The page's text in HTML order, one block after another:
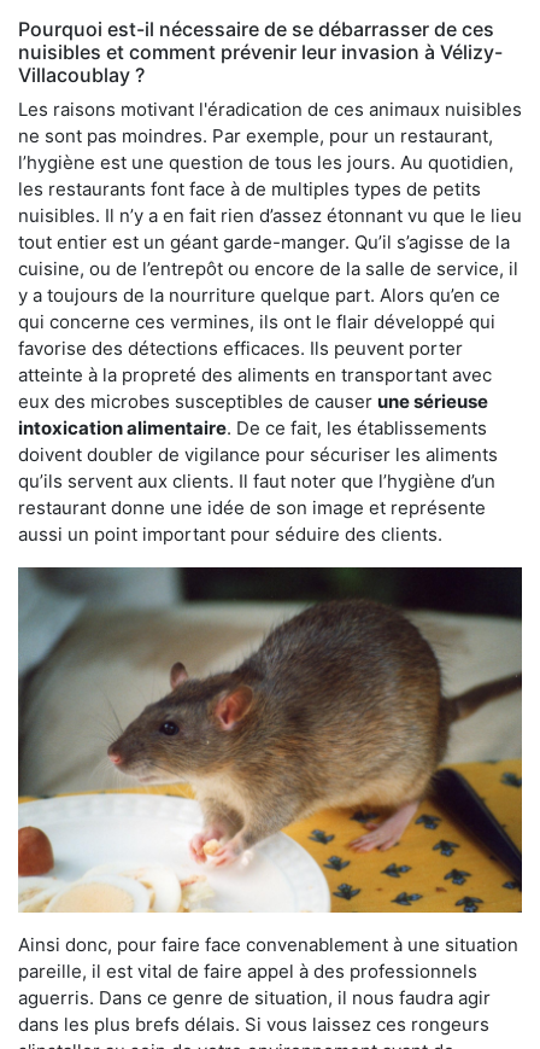
Pourquoi est-il nécessaire de se débarrasser de ces
nuisibles et comment prévenir leur invasion à Vélizy-
Villacoublay ?
Les raisons motivant l'éradication de ces animaux nuisibles
ne sont pas moindres. Par exemple, pour un restaurant,
l’hygiène est une question de tous les jours. Au quotidien,
les restaurants font face à de multiples types de petits
nuisibles. Il n’y a en fait rien d’assez étonnant vu que le lieu
tout entier est un géant garde-manger. Qu’il s’agisse de la
cuisine, ou de l’entrepôt ou encore de la salle de service, il
y a toujours de la nourriture quelque part. Alors qu’en ce
qui concerne ces vermines, ils ont le flair développé qui
favorise des détections efficaces. Ils peuvent porter
atteinte à la propreté des aliments en transportant avec
eux des microbes susceptibles de causer une sérieuse
intoxication alimentaire. De ce fait, les établissements
doivent doubler de vigilance pour sécuriser les aliments
qu’ils servent aux clients. Il faut noter que l’hygiène d’un
restaurant donne une idée de son image et représente
aussi un point important pour séduire des clients.
Ainsi donc, pour faire face convenablement à une situation
pareille, il est vital de faire appel à des professionnels
aguerris. Dans ce genre de situation, il nous faudra agir
dans les plus brefs délais. Si vous laissez ces rongeurs